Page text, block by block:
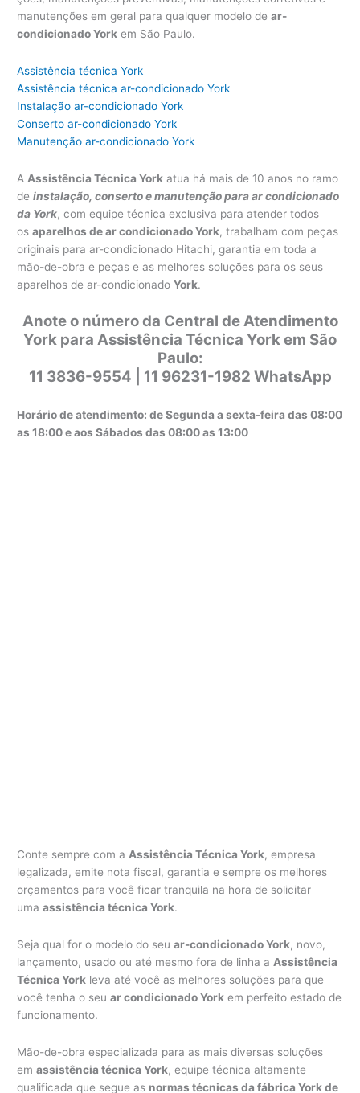
manutenções em geral para qualquer modelo dear-
condicionado York em São Paulo.
Assistência técnica York
Assistência técnica ar-condicionado York
Instalação ar-condicionado York
Conserto ar-condicionado York
Manutenção ar-condicionado York
A Assistência Técnica York atua há mais de 10 anos no ramo
deinstalação, conserto e manutenção para ar condicionado
da York, com equipe técnica exclusiva para atender todos
osaparelhos de ar condicionado York, trabalham com peças
originais para ar-condicionado Hitachi, garantia em toda a
mão-de-obra e peças e as melhores soluções para os seus
aparelhos de ar-condicionadoYork.
Anote o número da Central de Atendimento
York para Assistência Técnica York em São
Paulo:
11 3836-9554 | 11 96231-1982 WhatsApp
Horário de atendimento: de Segunda a sexta-feira das 08:00
as 18:00 e aos Sábados das 08:00 as 13:00
Conte sempre com aAssistência Técnica York, empresa
legalizada, emite nota fiscal, garantia e sempre os melhores
orçamentos para você ficar tranquila na hora de solicitar
umaassistência técnica York.
Seja qual for o modelo do seuar-condicionado York, novo,
lançamento, usado ou até mesmo fora de linha aAssistência
Técnica York leva até você as melhores soluções para que
você tenha o seuar condicionado York em perfeito estado de
funcionamento.
Mão-de-obra especializada para as mais diversas soluções
emassistência técnica York, equipe técnica altamente
qualificada que segue as normas técnicas da fábrica York de